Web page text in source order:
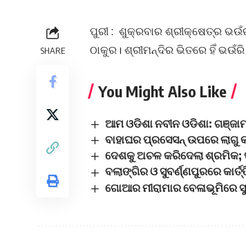
SHARE
ପୁରୀ : ଶୁକ୍ରବାର ଶ୍ରୀକ୍ଷେତ୍ର
ଠାକୁର। ଶ୍ରୀମନ୍ଦିର ଭିତରେ ହିଁ
You Might Also Like
ଆମ ଓଡିଶା ନବୀନ ଓଡିଶା:
ବାହାଘର ପ୍ରସେସନ୍ ଉପରେ ଲାଗୁ
ଦେଶକୁ ଅଚଳ କରିଦେଲା
ବଲାଙ୍ଗିର ଓ ସୁବର୍ଣ୍ଣପୁରରେ
ଗୋଆର ମୀରାମାର ବେଳାଭୂମିରେ